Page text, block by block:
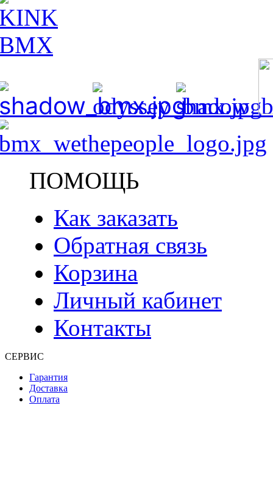
ПОМОЩЬ
Как заказать
Обратная связь
Корзина
Личный кабинет
Контакты
СЕРВИС
Гарантия
Доставка
Оплата